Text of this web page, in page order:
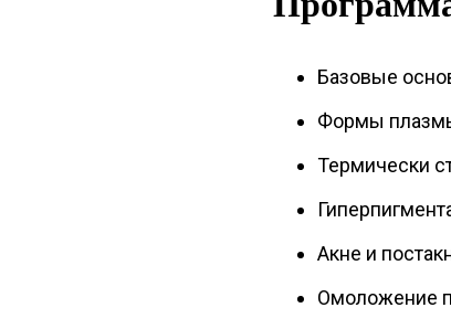
Базовые
Формы
Термически
Акне и
Омоложение